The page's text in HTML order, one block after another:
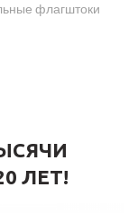
флагштоки
ЛЕТ!